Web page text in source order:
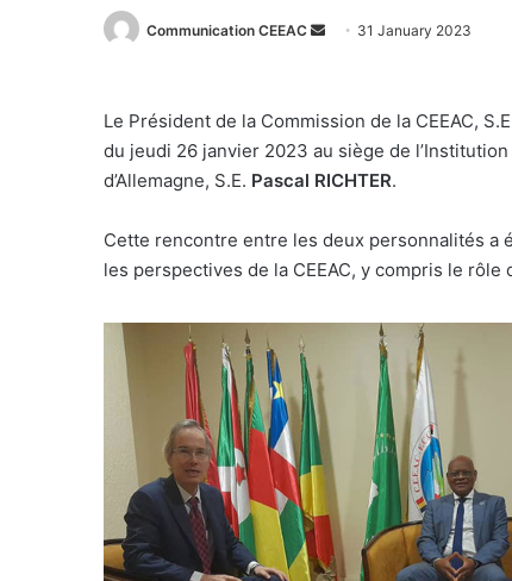
Communication CEEAC
Send 31 January 2023
Le Président de la Commission de la CEEAC,
du jeudi 26 janvier 2023 au siège de
d’Allemagne, S.E. Pascal RICHTER.
Cette rencontre entre les deux personnalités a
les perspectives de la CEEAC, y compris le rôle